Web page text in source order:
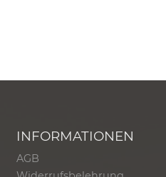
INFORMATIONEN
AGB